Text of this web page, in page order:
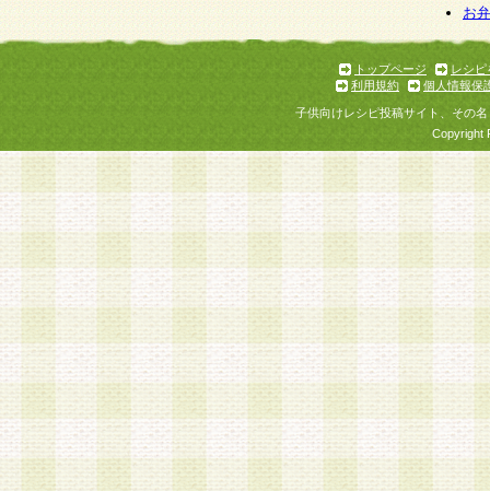
お
トップページ
レシピ
利用規約
個人情報保
子供向けレシピ投稿サイト、その
Copyright